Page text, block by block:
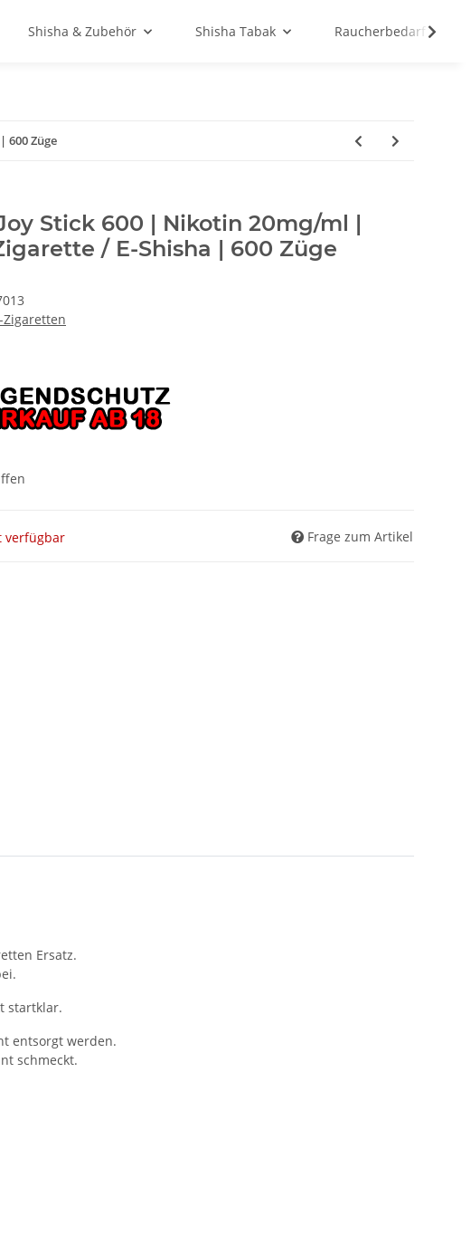
Shisha & Zubehör Shisha Tabak Raucherbedarf
600 Züge
Stick 600 | Nikotin 20mg/ml |
/ E-Shisha | 600 Züge
Zigaretten
verfügbar Frage zum Artikel
Ersatz.
startklar.
entsorgt werden.
schmeckt.